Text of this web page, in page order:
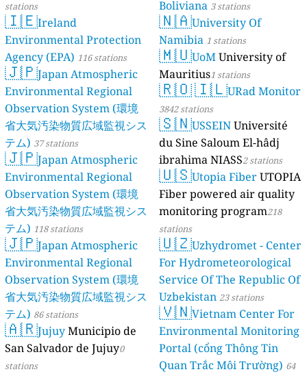
stations
🇮🇪Ireland
Environmental Protection
Agency (EPA) 116 stations
🇯🇵Japan Atmospheric
Environmental Regional
Observation System (環境
省大気汚染物質広域監視シス
テム) 37 stations
🇯🇵Japan Atmospheric
Environmental Regional
Observation System (環境
省大気汚染物質広域監視シス
テム) 118 stations
🇯🇵Japan Atmospheric
Environmental Regional
Observation System (環境
省大気汚染物質広域監視シス
テム) 86 stations
🇦🇷Jujuy Municipio de
San Salvador de Jujuy0
stations
Boliviana 3 stations
🇳🇦University Of
Namibia 1 stations
🇲🇺UoMUniversity of
Mauritius1 stations
🇷🇴🇮🇱URad Monitor
3842 stations
🇸🇳USSEINUniversité
du Sine Saloum El-hâdj
ibrahima NIASS2 stations
🇺🇸Utopia FiberUTOPIA
Fiber powered air quality
monitoring program218
stations
🇺🇿Uzhydromet - Center
For Hydrometeorological
Service Of The Republic Of
Uzbekistan 23 stations
🇻🇳Vietnam Center For
Environmental Monitoring
Portal (cổng Thông Tin
Quan Trắc Môi Trường) 64